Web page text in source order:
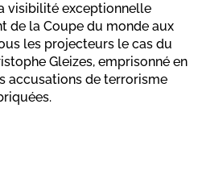
visibilité exceptionnelle
de la Coupe du monde aux
les projecteurs le cas du
Gleizes, emprisonné en
accusations de terrorisme